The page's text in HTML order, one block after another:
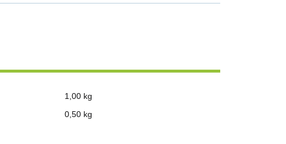
1,00 kg
0,50 kg